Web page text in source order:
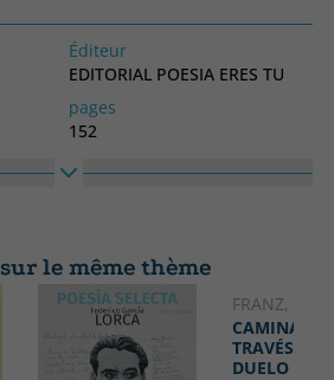
Éditeur
EDITORIAL POESIA ERES TU
pages
152
langage
Largeur
148
le même thème
FRANZ, LOLA
TRAVÉS DEL
DUELO